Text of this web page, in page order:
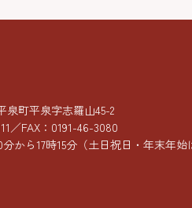
泉町平泉字志羅山45-2
／FAX：0191-46-3080
から17時15分 （土日祝日・年末年始